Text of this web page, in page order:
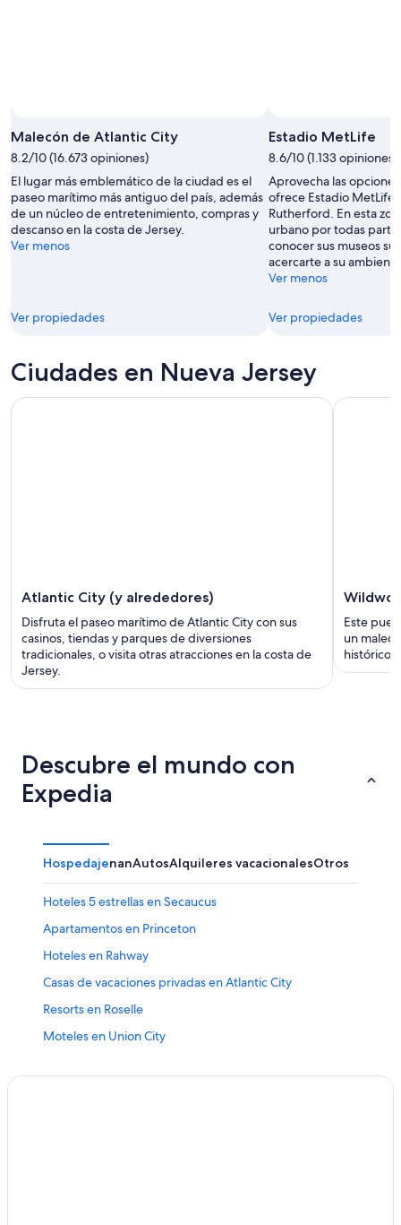
Malecón de Atlantic City
8.2/10 (16.673 opiniones)
El lugar más emblemático de la ciudad es el
paseo marítimo más antiguo del país, además
de un núcleo de entretenimiento, compras y
descanso en la costa de Jersey.
Ver menos
Ver propiedades
Estadio MetLife
8.6/10 (1.133 opiniones)
Aprovecha las
ofrece Estadio MetLife
Rutherford. En esta
urbano por todas
conocer sus museos
acercarte a su
Ver menos
Ver propiedades
Ciudades en Nueva Jersey
Atlantic City (y alrededores)
Disfruta el paseo marítimo de Atlantic City con sus
casinos, tiendas y parques de diversiones
tradicionales, o visita otras atracciones en la costa de
Jersey.
Este
un
histórico
Descubre el mundo con
Expedia
HospedajenanAutosAlquileres vacacionalesOtros
Hoteles 5 estrellas en Secaucus
Apartamentos en Princeton
Hoteles en Rahway
Casas de vacaciones privadas en Atlantic City
Resorts en Roselle
Moteles en Union City